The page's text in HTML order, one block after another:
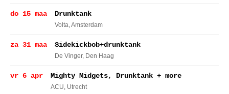
do 15 maa Drunktank
Volta, Amsterdam
za 31 maa Sidekickbob+drunktank
De Vinger, Den Haag
vr 6 apr Mighty Midgets, Drunktank + more
ACU, Utrecht